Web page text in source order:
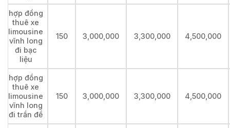
hợp đồng
thuê xe
limousine
vĩnh long
đi bạc
liệu
150 3,000,000 3,300,000 4,500,000
hợp đồng
thuê xe
limousine
vĩnh long
đi trần đề
150 3,000,000 3,300,000 4,500,000